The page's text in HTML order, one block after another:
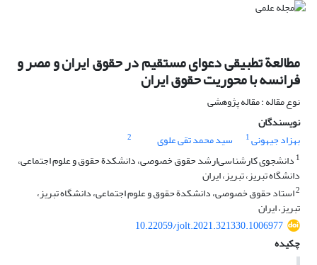
مطالعة تطبیقی دعوای مستقیم در حقوق ایران و مصر و
فرانسه با محوریت حقوق ایران
نوع مقاله : مقاله پژوهشی
نویسندگان
بهزاد جیهونی1 سید محمد تقی علوی
2
1 دانشجوی کارشناسی‌‌ارشد حقوق خصوصی، دانشکدة حقوق و علوم اجتماعی،
دانشگاه تبریز، تبریز، ایران
2استاد حقوق خصوصی، دانشکدة حقوق و علوم اجتماعی، دانشگاه تبریز،
تبریز، ایران
10.22059/jolt.2021.321330.1006977
چکیده